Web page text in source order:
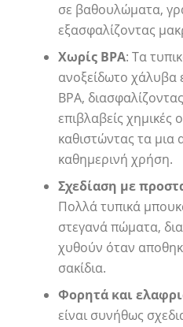
σε βαθουλώματα,
εξασφαλίζοντας
Χωρίς BPA: Τα
ανοξείδωτο χάλυβα
BPA,
επιβλαβείς
καθιστώντας τα μια
καθημερινή χρήση.
Σχεδίαση με
Πολλά τυπικά
στεγανά πώματα,
χυθούν όταν
σακίδια.
Φορητά και
είναι συνήθως